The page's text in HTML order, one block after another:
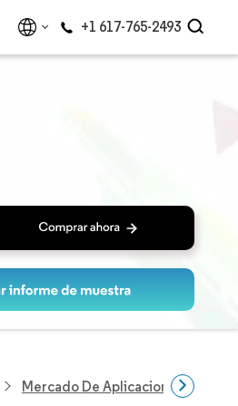
+1 617-765-2493
Mercado De Aplicaciones De